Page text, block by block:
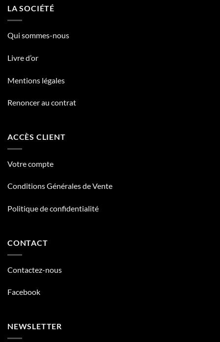
LA SOCIÉTÉ
Qui sommes-nous
Livre d’or
Mentions légales
Renoncer au contrat
ACCÈS CLIENT
Votre compte
Conditions Générales de Vente
Politique de confidentialité
CONTACT
Contactez-nous
Facebook
NEWSLETTER